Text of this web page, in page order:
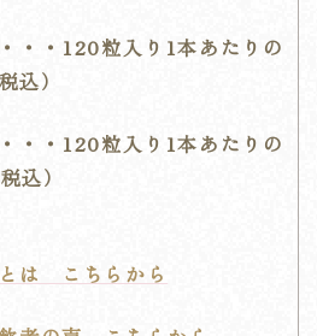
・・120粒入り1本あたりの
）
・・120粒入り1本あたりの
込）
は こちらから